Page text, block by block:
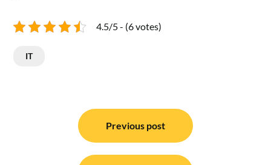
4.5/5 - (6 votes)
IT
Previous post